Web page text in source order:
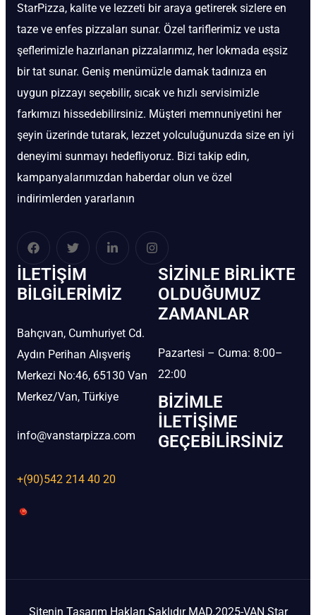
StarPizza, kalite ve lezzeti bir araya getirerek sizlere en
taze ve enfes pizzaları sunar. Özel tariflerimiz ve usta
şeflerimizle hazırlanan pizzalarımız, her lokmada eşsiz
bir tat sunar. Geniş menümüzle damak tadınıza en
uygun pizzayı seçebilir, sıcak ve hızlı servisimizle
farkımızı hissedebilirsiniz. Müşteri memnuniyetini her
şeyin üzerinde tutarak, lezzet yolculuğunuzda size en iyi
deneyimi sunmayı hedefliyoruz. Bizi takip edin,
kampanyalarımızdan haberdar olun ve özel
indirimlerden yararlanın
İLETIŞIM
BİLGILERIMIZ
Bahçıvan, Cumhuriyet Cd.
Aydın Perihan Alışveriş
Merkezi No:46, 65130 Van
Merkez/Van, Türkiye
info@vanstarpizza.com
+(90)542 214 40 20
SIZINLE BIRLIKTE
OLDUĞUMUZ
ZAMANLAR
Pazartesi – Cuma: 8:00–
22:00
BIZIMLE
İLETIŞIME
GEÇEBILIRSINIZ
Sitenin Tasarım Hakları Saklıdır MAD.2025-VAN Star